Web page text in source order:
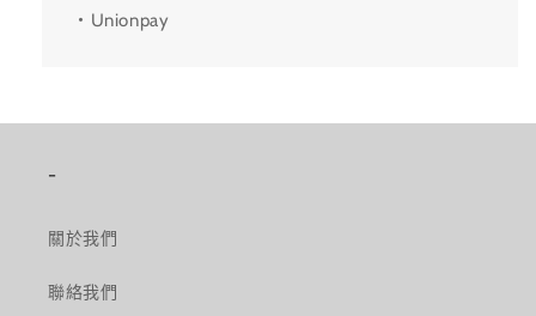
・Unionpay
-
關於我們
聯絡我們